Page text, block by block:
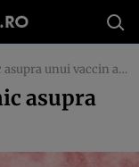
unui vaccin anti-Ebola
asupra